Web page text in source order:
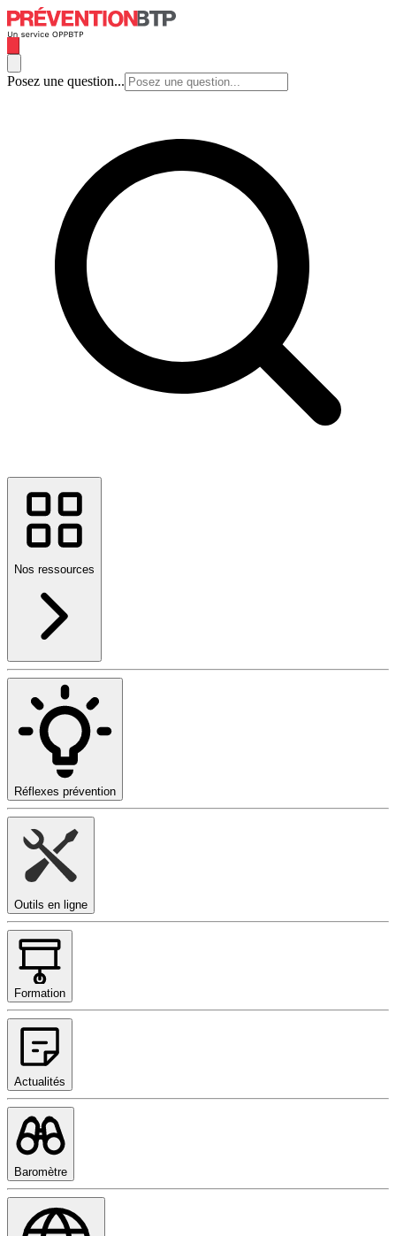
Posez une question...
Nos ressources
Réflexes prévention
Outils en ligne
Formation
Actualités
Baromètre